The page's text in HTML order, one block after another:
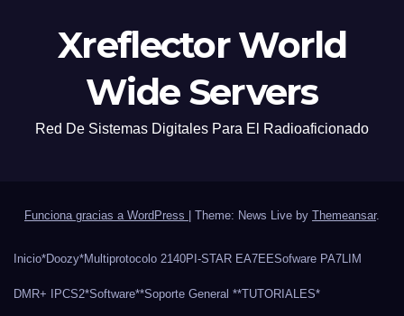
Xreflector World
Wide Servers
Red De Sistemas Digitales Para El Radioaficionado
Funciona gracias a WordPress Theme: News Live by Themeansar.
Inicio*Doozy*Multiprotocolo 2140PI-STAR EA7EESofware PA7LIM
DMR+ IPCS2*Software**Soporte General **TUTORIALES*